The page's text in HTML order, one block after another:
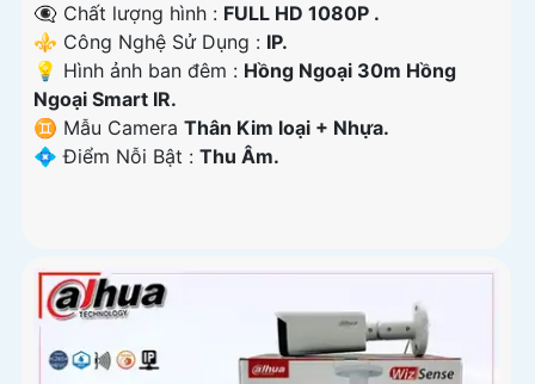
👁️‍🗨 Chất lượng hình : FULL HD 1080P .
⚜️ Công Nghệ Sử Dụng : IP.
💡 Hình ảnh ban đêm : Hồng Ngoại 30m Hồng
Ngoại Smart IR.
♊ Mẫu Camera Thân Kim loại + Nhựa.
️💠 Điểm Nỗi Bật : Thu Âm.